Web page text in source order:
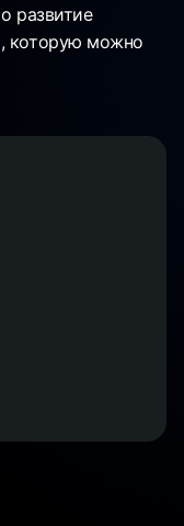
развитие
которую можно